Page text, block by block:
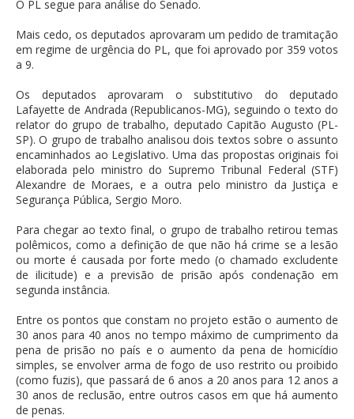
O PL segue para análise do Senado.
Mais cedo, os deputados aprovaram um pedido de tramitação
em regime de urgência do PL, que foi aprovado por 359 votos
a 9.
Os deputados aprovaram o substitutivo do deputado
Lafayette de Andrada (Republicanos-MG), seguindo o texto do
relator do grupo de trabalho, deputado Capitão Augusto (PL-
SP). O grupo de trabalho analisou dois textos sobre o assunto
encaminhados ao Legislativo. Uma das propostas originais foi
elaborada pelo ministro do Supremo Tribunal Federal (STF)
Alexandre de Moraes, e a outra pelo ministro da Justiça e
Segurança Pública, Sergio Moro.
Para chegar ao texto final, o grupo de trabalho retirou temas
polêmicos, como a definição de que não há crime se a lesão
ou morte é causada por forte medo (o chamado excludente
de ilicitude) e a previsão de prisão após condenação em
segunda instância.
Entre os pontos que constam no projeto estão o aumento de
30 anos para 40 anos no tempo máximo de cumprimento da
pena de prisão no país e o aumento da pena de homicídio
simples, se envolver arma de fogo de uso restrito ou proibido
(como fuzis), que passará de 6 anos a 20 anos para 12 anos a
30 anos de reclusão, entre outros casos em que há aumento
de penas.